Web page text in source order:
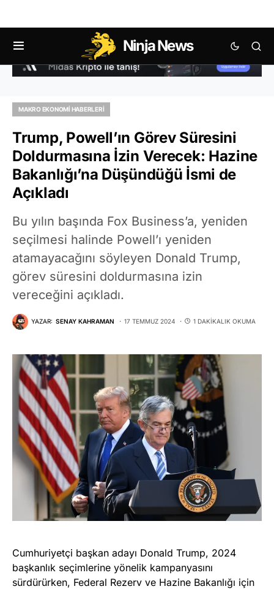
Ninja News
MAKRO EKONOMI HABERLERI
Trump, Powell’ın Görev Süresini
Doldurmasına İzin Verecek: Hazine
Bakanlığı’na Düşündüğü İsmi de
Açıkladı
Bu yılın başında Fox Business’a, yeniden
seçilmesi halinde Powell’ı yeniden
atamayacağını söyleyen Donald Trump,
görev süresini doldurmasına izin
vereceğini açıkladı.
YAZAR: SENAY KAHRAMAN 17 TEMMUZ 2024 1 DAKIKALIK OKUMA
Cumhuriyetçi başkan adayı Donald Trump, 2024
başkanlık seçimlerine yönelik kampanyasını
sürdürürken, Federal Rezerv ve Hazine Bakanlığı için